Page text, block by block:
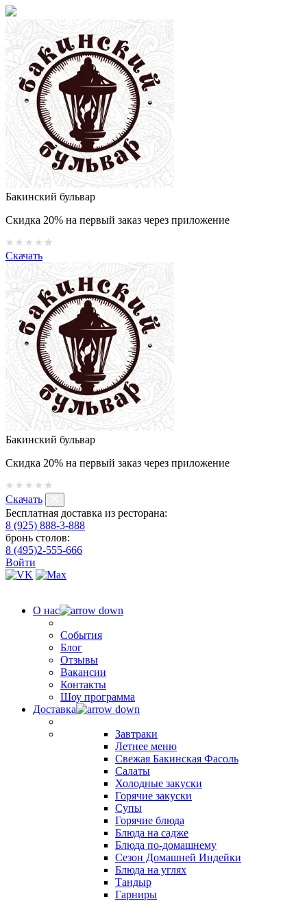
Бакинский бульвар
Скидка 20% на первый заказ через приложение
Скачать
Бакинский бульвар
Скидка 20% на первый заказ через приложение
Скачать
Бесплатная доставка из ресторана:
8 (925) 888-3-888
бронь столов:
8 (495)2-555-666
Войти
О нас
События
Блог
Отзывы
Вакансии
Контакты
Шоу программа
Доставка
Завтраки
Летнее меню
Свежая Бакинская Фасоль
Салаты
Холодные закуски
Горячие закуски
Супы
Горячие блюда
Блюда на садже
Блюда по-домашнему
Сезон Домашней Индейки
Блюда на углях
Тандыр
Гарниры